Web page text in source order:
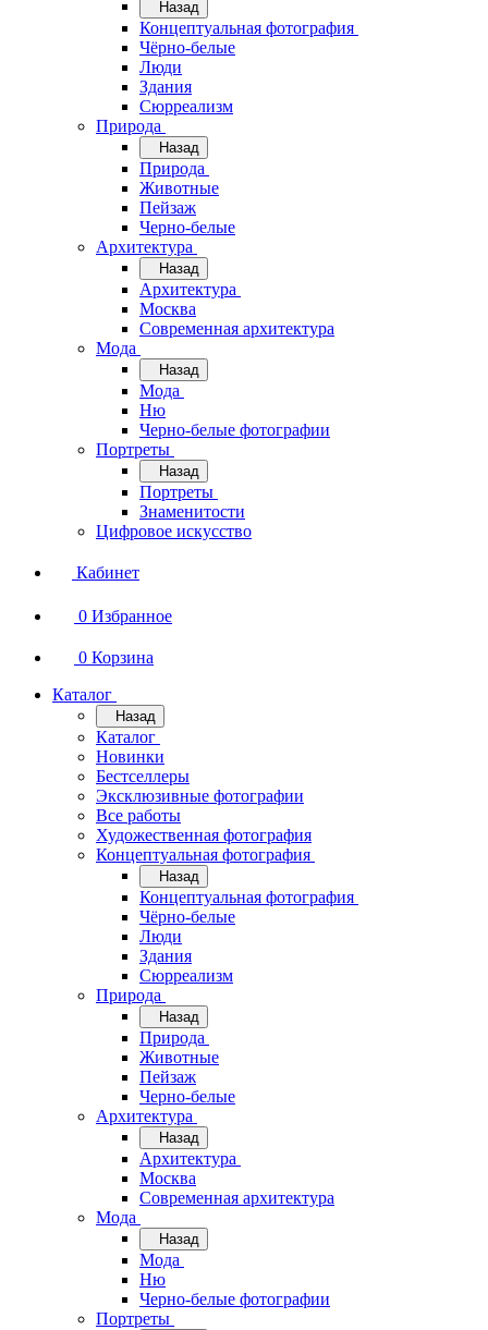
Назад
Концептуальная фотография
Чёрно-белые
Люди
Здания
Сюрреализм
Природа
Назад
Природа
Животные
Пейзаж
Черно-белые
Архитектура
Назад
Архитектура
Москва
Современная архитектура
Мода
Назад
Мода
Ню
Черно-белые фотографии
Портреты
Назад
Портреты
Знаменитости
Цифровое искусство
Кабинет
0 Избранное
0 Корзина
Каталог
Назад
Каталог
Новинки
Бестселлеры
Эксклюзивные фотографии
Все работы
Художественная фотография
Концептуальная фотография
Назад
Концептуальная фотография
Чёрно-белые
Люди
Здания
Сюрреализм
Природа
Назад
Природа
Животные
Пейзаж
Черно-белые
Архитектура
Назад
Архитектура
Москва
Современная архитектура
Мода
Назад
Мода
Ню
Черно-белые фотографии
Портреты